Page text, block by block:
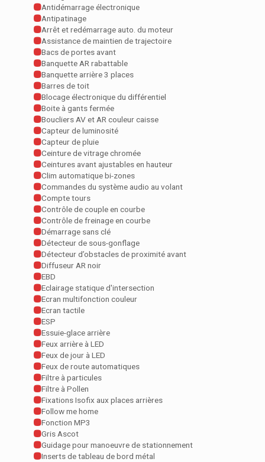
Antidémarrage électronique
Antipatinage
Arrêt et redémarrage auto. du moteur
Assistance de maintien de trajectoire
Bacs de portes avant
Banquette AR rabattable
Banquette arrière 3 places
Barres de toit
Blocage électronique du différentiel
Boite à gants fermée
Boucliers AV et AR couleur caisse
Capteur de luminosité
Capteur de pluie
Ceinture de vitrage chromée
Ceintures avant ajustables en hauteur
Clim automatique bi-zones
Commandes du système audio au volant
Compte tours
Contrôle de couple en courbe
Contrôle de freinage en courbe
Démarrage sans clé
Détecteur de sous-gonflage
Détecteur d’obstacles de proximité avant
Diffuseur AR noir
EBD
Eclairage statique d'intersection
Ecran multifonction couleur
Ecran tactile
ESP
Essuie-glace arrière
Feux arrière à LED
Feux de jour à LED
Feux de route automatiques
Filtre à particules
Filtre à Pollen
Fixations Isofix aux places arrières
Follow me home
Fonction MP3
Gris Ascot
Guidage pour manoeuvre de stationnement
Inserts de tableau de bord métal